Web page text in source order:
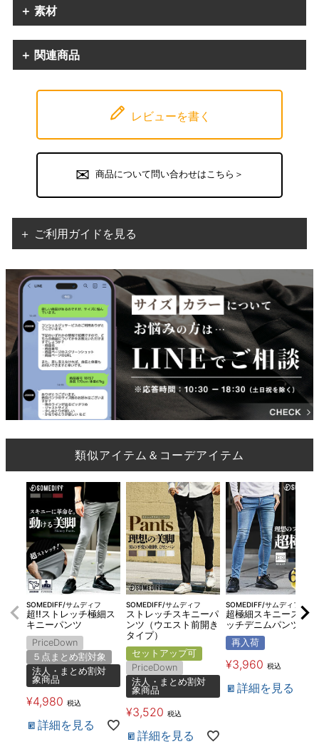
＋ 素材
＋ 関連商品
レビューを書く
商品について問い合わせはこちら＞
＋ ご利用ガイドを見る
類似アイテム＆コーデアイテム
SOMEDIFF/サムディフ
超!!ストレッチ極細ス
キニーパンツ
PriceDown
５点まとめ割対象
法人・まとめ割対
象商品
¥4,980 税込
詳細を見る
SOMEDIFF/サムディフ
ストレッチスキニーパ
ンツ（ウエスト前開き
タイプ）
セットアップ可
PriceDown
法人・まとめ割対
象商品
¥3,520 税込
詳細を見る
SOMEDIFF/サムディフ
超極細スキニーストレ
ッチデニムパンツ
再入荷
¥3,960 税込
詳細を見る